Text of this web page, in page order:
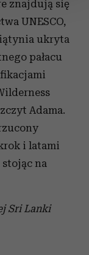
treści
i
o tym, jak
partnerom
znajdują się
UNESCO,
ukryta
pałacu
Adama.
i latami
stojąc na
Sri Lanki